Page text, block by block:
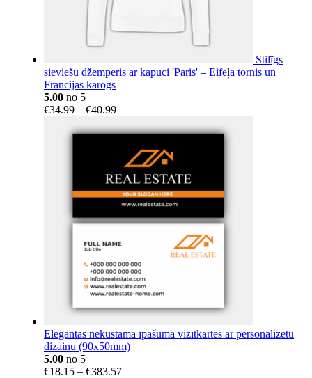
Stilīgs
sieviešu džemperis ar kapuci 'Paris' – Eifeļa tornis un
Francijas karogs
5.00 no 5
€34.99 – €40.99Price
€34.99
through
€40.99
Elegantas nekustamā īpašuma vizītkartes ar personalizētu
dizainu (90x50mm)
5.00 no 5
€18.15 – €383.57Price